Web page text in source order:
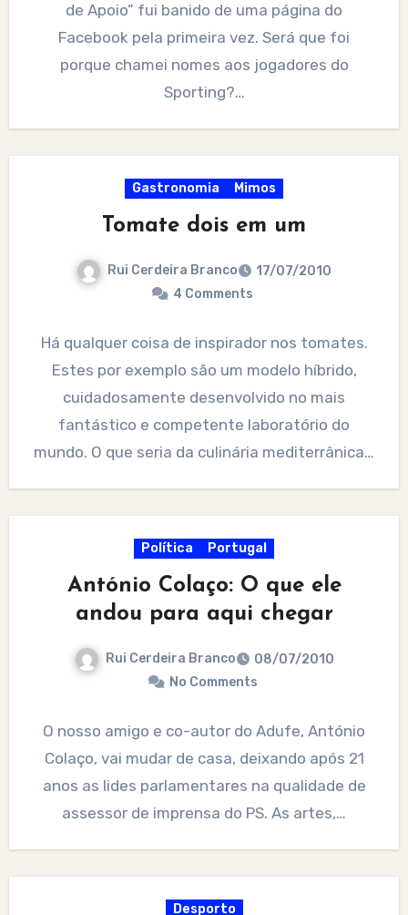
de Apoio” fui banido de uma página do
Facebook pela primeira vez. Será que foi
porque chamei nomes aos jogadores do
Sporting?…
Gastronomia Mimos
Tomate dois em um
Rui Cerdeira Branco
17/07/2010
4 Comments
Há qualquer coisa de inspirador nos tomates.
Estes por exemplo são um modelo híbrido,
cuidadosamente desenvolvido no mais
fantástico e competente laboratório do
mundo. O que seria da culinária mediterrânica…
Política Portugal
António Colaço: O que ele
andou para aqui chegar
Rui Cerdeira Branco
08/07/2010
No Comments
O nosso amigo e co-autor do Adufe, António
Colaço, vai mudar de casa, deixando após 21
anos as lides parlamentares na qualidade de
assessor de imprensa do PS. As artes,…
Desporto